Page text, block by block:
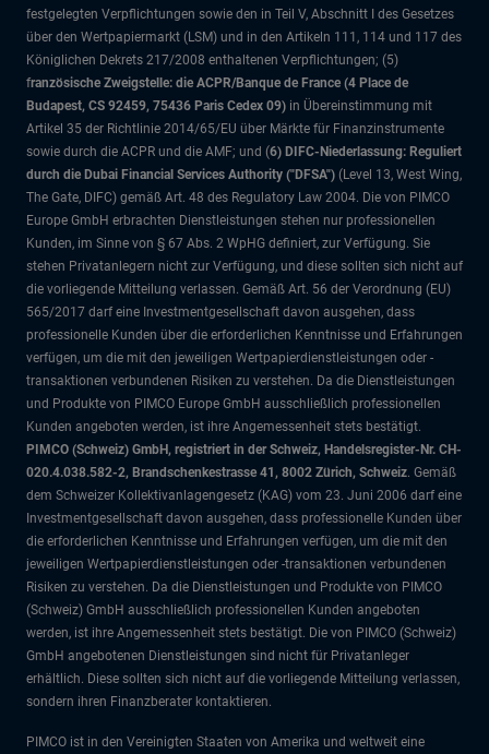
festgelegten Verpflichtungen sowie den in Teil V, Abschnitt I des Gesetzes
über den Wertpapiermarkt (LSM) und in den Artikeln 111, 114 und 117 des
Königlichen Dekrets 217/2008 enthaltenen Verpflichtungen; (5)
französische Zweigstelle: die ACPR/Banque de France (4 Place de
Budapest, CS 92459, 75436 Paris Cedex 09) in Übereinstimmung mit
Artikel 35 der Richtlinie 2014/65/EU über Märkte für Finanzinstrumente
sowie durch die ACPR und die AMF; und (6) DIFC-Niederlassung: Reguliert
durch die Dubai Financial Services Authority ("DFSA") (Level 13, West Wing,
The Gate, DIFC) gemäß Art. 48 des Regulatory Law 2004. Die von PIMCO
Europe GmbH erbrachten Dienstleistungen stehen nur professionellen
Kunden, im Sinne von § 67 Abs. 2 WpHG definiert, zur Verfügung. Sie
stehen Privatanlegern nicht zur Verfügung, und diese sollten sich nicht auf
die vorliegende Mitteilung verlassen. Gemäß Art. 56 der Verordnung (EU)
565/2017 darf eine Investmentgesellschaft davon ausgehen, dass
professionelle Kunden über die erforderlichen Kenntnisse und Erfahrungen
verfügen, um die mit den jeweiligen Wertpapierdienstleistungen oder -
transaktionen verbundenen Risiken zu verstehen. Da die Dienstleistungen
und Produkte von PIMCO Europe GmbH ausschließlich professionellen
Kunden angeboten werden, ist ihre Angemessenheit stets bestätigt.
PIMCO (Schweiz) GmbH, registriert in der Schweiz, Handelsregister-Nr. CH-
020.4.038.582-2, Brandschenkestrasse 41, 8002 Zürich, Schweiz. Gemäß
dem Schweizer Kollektivanlagengesetz (KAG) vom 23. Juni 2006 darf eine
Investmentgesellschaft davon ausgehen, dass professionelle Kunden über
die erforderlichen Kenntnisse und Erfahrungen verfügen, um die mit den
jeweiligen Wertpapierdienstleistungen oder -transaktionen verbundenen
Risiken zu verstehen. Da die Dienstleistungen und Produkte von PIMCO
(Schweiz) GmbH ausschließlich professionellen Kunden angeboten
werden, ist ihre Angemessenheit stets bestätigt. Die von PIMCO (Schweiz)
GmbH angebotenen Dienstleistungen sind nicht für Privatanleger
erhältlich. Diese sollten sich nicht auf die vorliegende Mitteilung verlassen,
sondern ihren Finanzberater kontaktieren.
PIMCO ist in den Vereinigten Staaten von Amerika und weltweit eine